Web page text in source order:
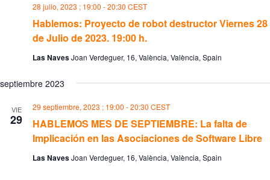
Hablemos: Proyecto de robot destructor Viernes 28
de Julio de 2023. 19:00 h.
28 julio, 2023 ; 19:00 -20:30 CEST
Las NavesJoan Verdeguer, 16, València, València, Spain
septiembre 2023
VIE
29
HABLEMOS MES DE SEPTIEMBRE: La falta de
Implicación en las Asociaciones de Software Libre
29 septiembre, 2023 ; 19:00 -20:30 CEST
Las NavesJoan Verdeguer, 16, València, València, Spain